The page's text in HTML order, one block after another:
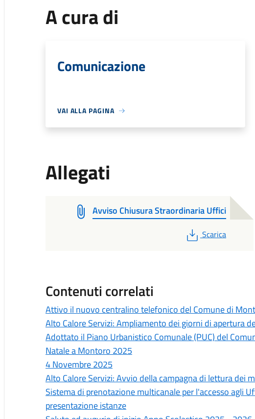
A cura di
Comunicazione
VAI ALLA PAGINA
Allegati
Avviso Chiusura Straordinaria Uffici
PDF
Scarica
Contenuti correlati
Attivo il nuovo centralino telefonico del Comune di
Alto Calore Servizi: Ampliamento dei giorni di apertura
Adottato il Piano Urbanistico Comunale (PUC) del
Natale a Montoro 2025
4 Novembre 2025
Alto Calore Servizi: Avvio della campagna di lettura dei
Sistema di prenotazione multicanale per l'accesso agli
presentazione istanze